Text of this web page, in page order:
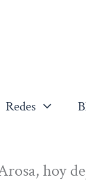
Redes
hoy